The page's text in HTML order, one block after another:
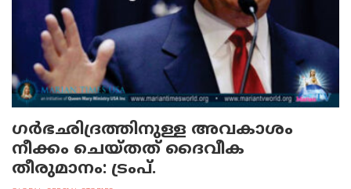
ഗര്‍ഭഛിദ്രത്തിനുള്ള അവകാശം
നീക്കം ചെയ്തത് ദൈവീക
തീരുമാനം: ട്രംപ്.